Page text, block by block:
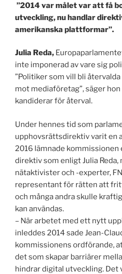
”2014 var målet var att få
utveckling, nu handlar
amerikanska plattformar”.
Julia Reda,
inte imponerad av vare sig
”Politiker som vill bli
mot mediaföretag”, säger
kandiderar för återval.
Under hennes tid som
upphovsrättsdirektiv varit en
2016 lämnade
direktiv som enligt Julia Reda,
nätaktivister och -experter,
representant för rätten att
och många andra skulle
kan användas.
– När arbetet med ett nytt
inleddes 2014 sade Jean-
kommissionens ordförande,
det som skapar barriärer
hindrar digital utveckling. Det